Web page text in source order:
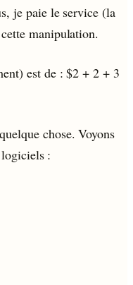
je paie le service (la
manipulation.
est de : $2 + 2 + 3
chose. Voyons
: